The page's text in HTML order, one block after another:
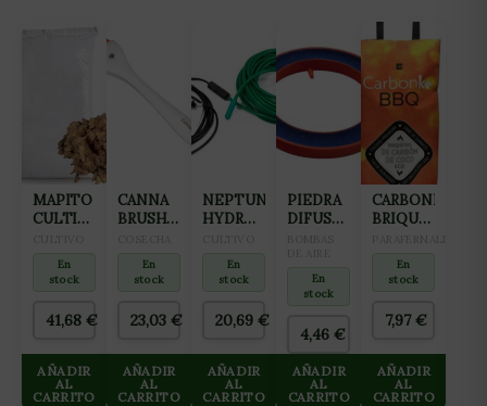
MAPITO
CULTIWOOL
En
stock
41,68 €
AÑADIR
AL
CARRITO
CANNA
BRUSH
CORTE
En
stock
23,03€
AÑADIR
AL
CARRITO
NEPTUNE
HYDROPONICS
CALOR
60W
En
stock
20,69€
AÑADIR
AL
CARRITO
PIEDRA
DIFUSORA
(12CM)
En
stock
4,46€
AÑADIR
AL
CARRITO
CARBONKO
BRIQUETAS
BOLSA
3KG
En
stock
7,97€
AÑADIR
AL
CARRITO